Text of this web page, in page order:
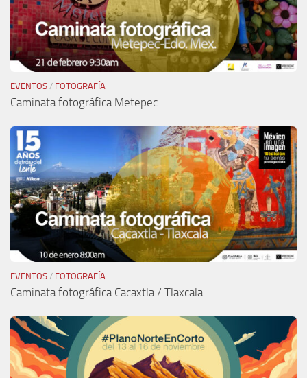
EVENTOS / FOTOGRAFÍA
Caminata fotográfica Metepec
EVENTOS / FOTOGRAFÍA
Caminata fotográfica Cacaxtla / Tlaxcala